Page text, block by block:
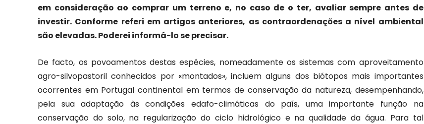
em consideração ao comprar um terreno e, no caso de o ter, avaliar sempre antes de
investir. Conforme referi em artigos anteriores, as contraordenações a nível ambiental
são elevadas. Poderei informá-lo se precisar.
De facto, os povoamentos destas espécies, nomeadamente os sistemas com aproveitamento
agro-silvopastoril conhecidos por «montados», incluem alguns dos biótopos mais importantes
ocorrentes em Portugal continental em termos de conservação da natureza, desempenhando,
pela sua adaptação às condições edafo-climáticas do país, uma importante função na
conservação do solo, na regularização do ciclo hidrológico e na qualidade da água. Para tal